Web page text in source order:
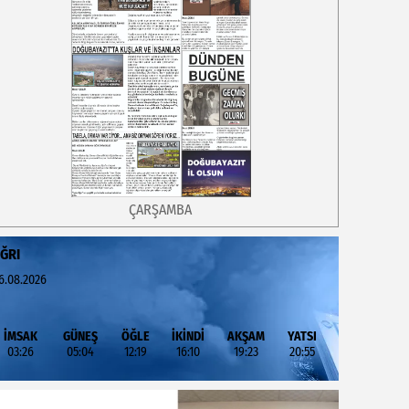
ÇARŞAMBA
İMSAK
03:26
GÜNEŞ
05:04
ÖĞLE
12:19
İKİNDİ
16:10
AKŞAM
19:23
YATSI
20:55